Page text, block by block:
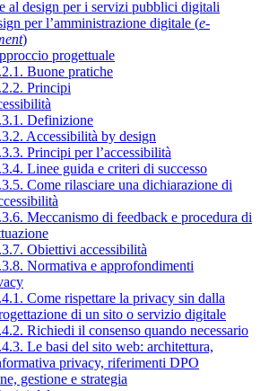
al design per i servizi pubblici digitali
per l’amministrazione digitale (e-
)
progettuale
Buone pratiche
Principi
Definizione
Accessibilità by design
Principi per l’accessibilità
Linee guida e criteri di successo
Come rilasciare una dichiarazione di
Meccanismo di feedback e procedura di
Obiettivi accessibilità
Normativa e approfondimenti
Come rispettare la privacy sin dalla
di un sito o servizio digitale
Richiedi il consenso quando necessario
Le basi del sito web: architettura,
privacy, riferimenti DPO
gestione e strategia